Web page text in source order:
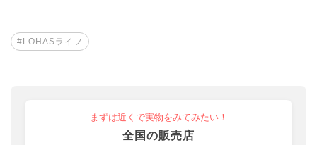
#LOHASライフ
まずは近くで実物をみてみたい！
全国の販売店